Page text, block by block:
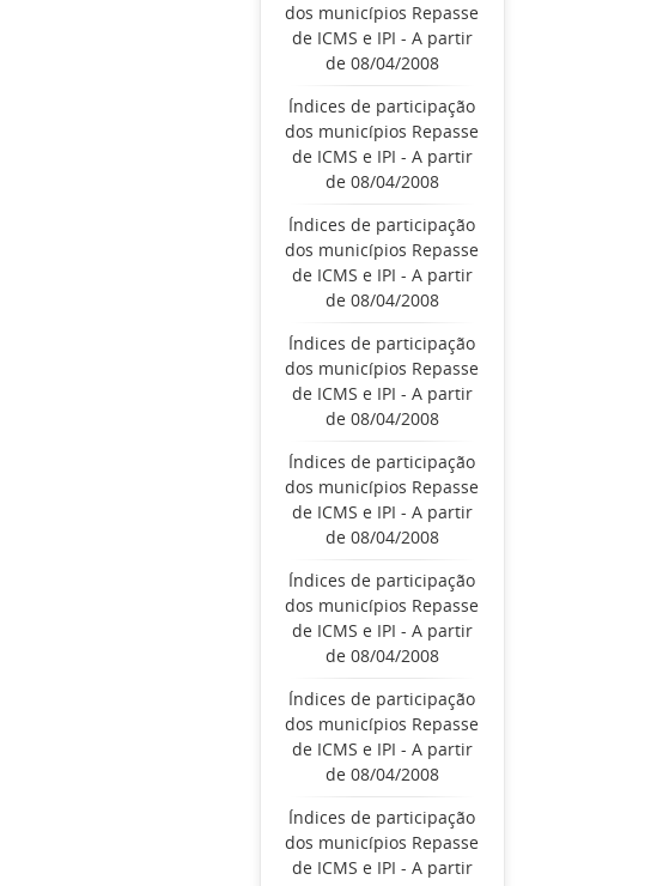
dos municípios Repasse
de ICMS e IPI - A partir
de 08/04/2008
Índices de participação
dos municípios Repasse
de ICMS e IPI - A partir
de 08/04/2008
Índices de participação
dos municípios Repasse
de ICMS e IPI - A partir
de 08/04/2008
Índices de participação
dos municípios Repasse
de ICMS e IPI - A partir
de 08/04/2008
Índices de participação
dos municípios Repasse
de ICMS e IPI - A partir
de 08/04/2008
Índices de participação
dos municípios Repasse
de ICMS e IPI - A partir
de 08/04/2008
Índices de participação
dos municípios Repasse
de ICMS e IPI - A partir
de 08/04/2008
Índices de participação
dos municípios Repasse
de ICMS e IPI - A partir